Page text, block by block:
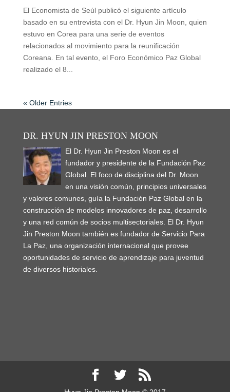
El Economista de Seúl publicó el siguiente artículo
basado en su entrevista con el Dr. Hyun Jin Moon, quien
estuvo en Corea para una serie de eventos
relacionados al movimiento para la reunificación
Coreana. En tal evento, el Foro Económico Paz Global
realizado el 8...
« Older Entries
DR. HYUN JIN PRESTON MOON
El Dr. Hyun Jin Preston Moon es el
fundador y presidente de la Fundación Paz
Global. El foco de disciplina del Dr. Moon
en una visión común, principios universales
y valores comunes, guía la Fundación Paz Global en la
construcción de modelos innovadores de paz, desarrollo
y una red común de socios multisectoriales. El Dr. Hyun
Jin Preston Moon también es fundador de Servicio Para
La Paz, una organización internacional que provee
oportunidades de servicio de aprendizaje para juventud
de diversos historiales.